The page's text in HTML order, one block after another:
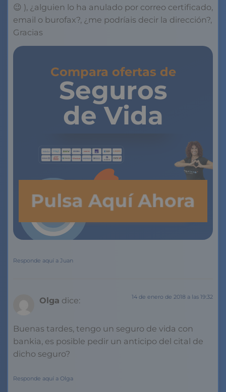
😉 ), ¿alguien lo ha anulado por correo certificado,
email o burofax?, ¿me podríais decir la dirección?,
Gracias
Compara ofertas de
Seguros
de Vida
Pulsa Aquí Ahora
Responde aquí a Juan
Olga dice: 14 de enero de 2018 a las 19:32
Buenas tardes, tengo un seguro de vida con
bankia, es posible pedir un anticipo del cital de
dicho seguro?
Responde aquí a Olga